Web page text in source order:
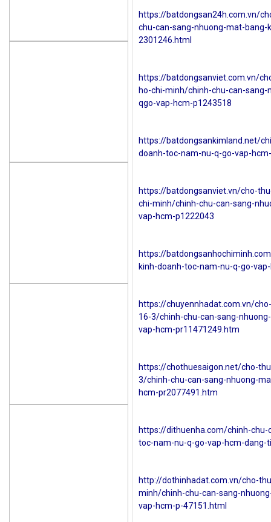
https://batdongsan24h.com.vn/
chu-can-sang-nhuong-mat-
2301246.html
https://batdongsanviet.com.vn/
ho-chi-minh/chinh-chu-can-
qgo-vap-hcm-p1243518
https://batdongsankimland.net/
doanh-toc-nam-nu-q-go-vap-
https://batdongsanviet.vn/cho-
chi-minh/chinh-chu-can-sang-
vap-hcm-p1222043
https://
kinh-doanh-toc-nam-nu-q-go-
https://chuyennhadat.com.vn/
16-3/chinh-chu-can-sang-
vap-hcm-pr11471249.htm
https://chothuesaigon.net/cho-
3/chinh-chu-can-sang-nhuong-
hcm-pr2077491.htm
https://dithuenha.com/chinh-
toc-nam-nu-q-go-vap-hcm-dang-
http://dothinhadat.com.vn/cho-
minh/chinh-chu-can-sang-
vap-hcm-p-47151.html